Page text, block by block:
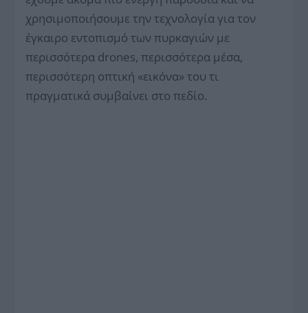
χρησιμοποιήσουμε την τεχνολογία για τον
έγκαιρο εντοπισμό των πυρκαγιών με
περισσότερα drones, περισσότερα μέσα,
περισσότερη οπτική «εικόνα» του τι
πραγματικά συμβαίνει στο πεδίο.